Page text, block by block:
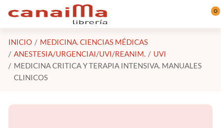
Saltar al contenido principal 0
INICIO
MEDICINA. CIENCIAS MÉDICAS
ANESTESIA/URGENCIAI/UVI/REANIM.
UVI
MEDICINA CRITICA Y TERAPIA INTENSIVA. MANUALES
CLINICOS